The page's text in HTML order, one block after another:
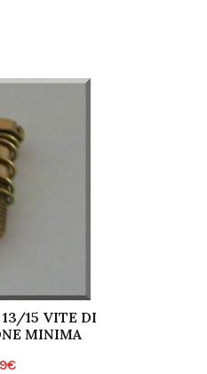
15 VITE DI
MINIMA
€